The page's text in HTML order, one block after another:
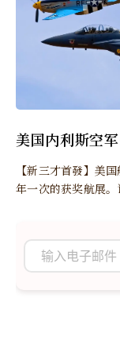
美国内利斯空
【新三才首發】美
年一次的获奖航展